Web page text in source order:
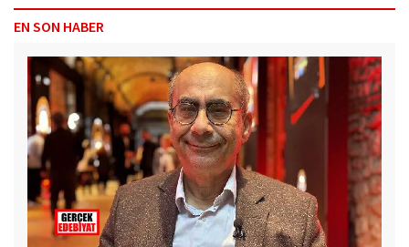
EN SON HABER